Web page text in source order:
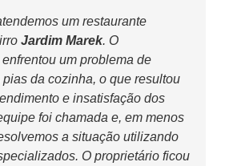
um restaurante
Jardim Marek. O
um problema de
da cozinha, o que resultou
e insatisfação dos
foi chamada e, em menos
a situação utilizando
O proprietário ficou